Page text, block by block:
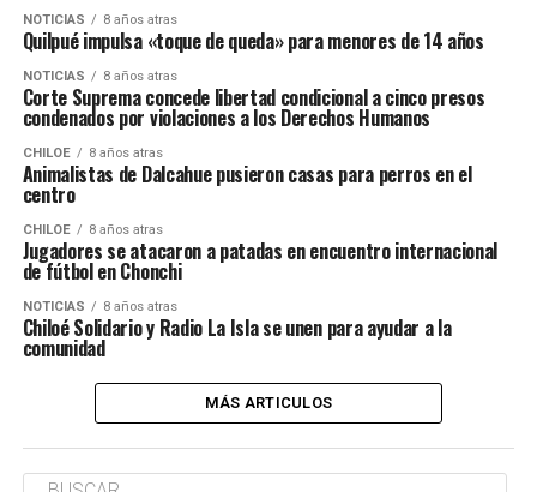
NOTICIAS 8 años atras
Quilpué impulsa «toque de queda» para menores de 14 años
NOTICIAS 8 años atras
Corte Suprema concede libertad condicional a cinco presos
condenados por violaciones a los Derechos Humanos
CHILOE 8 años atras
Animalistas de Dalcahue pusieron casas para perros en el
centro
CHILOE 8 años atras
Jugadores se atacaron a patadas en encuentro internacional
de fútbol en Chonchi
NOTICIAS 8 años atras
Chiloé Solidario y Radio La Isla se unen para ayudar a la
comunidad
MÁS ARTICULOS